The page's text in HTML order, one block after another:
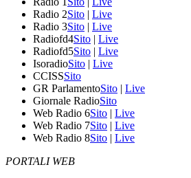
Radio 2Sito | Live
Radio 3Sito | Live
Radiofd4Sito | Live
Radiofd5Sito | Live
IsoradioSito | Live
CCISSSito
GR ParlamentoSito | Live
Giornale RadioSito
Web Radio 6Sito | Live
Web Radio 7Sito | Live
Web Radio 8Sito | Live
PORTALI WEB